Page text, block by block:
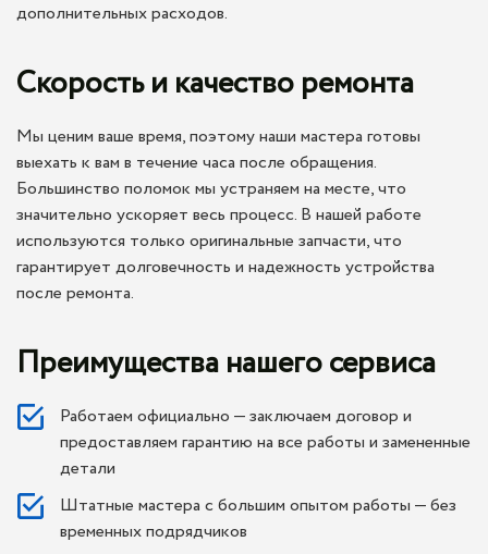
дополнительных расходов.
Скорость и качество ремонта
Мы ценим ваше время, поэтому наши мастера готовы
выехать к вам в течение часа после обращения.
Большинство поломок мы устраняем на месте, что
значительно ускоряет весь процесс. В нашей работе
используются только оригинальные запчасти, что
гарантирует долговечность и надежность устройства
после ремонта.
Преимущества нашего сервиса
Работаем официально — заключаем договор и
предоставляем гарантию на все работы и замененные
детали
Штатные мастера с большим опытом работы — без
временных подрядчиков